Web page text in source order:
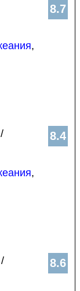
8.7
,
8.4
/
,
8.6
/